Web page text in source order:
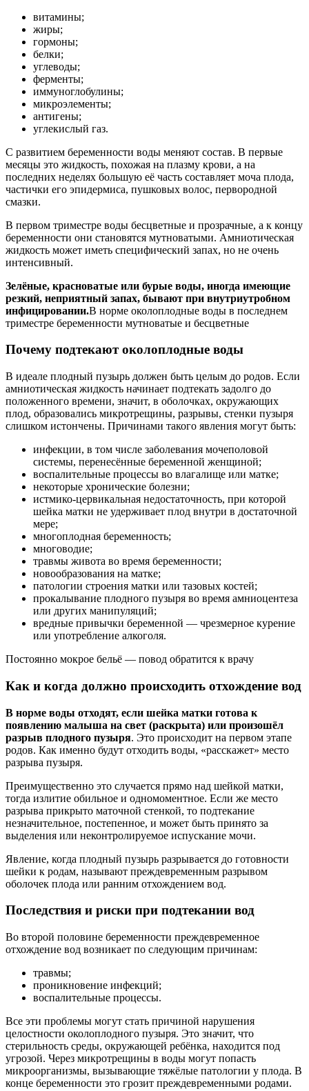
витамины;
жиры;
гормоны;
белки;
углеводы;
ферменты;
иммуноглобулины;
микроэлементы;
антигены;
углекислый газ.
С развитием беременности воды меняют состав. В первые
месяцы это жидкость, похожая на плазму крови, а на
последних неделях большую её часть составляет моча плода,
частички его эпидермиса, пушковых волос, первородной
смазки.
В первом триместре воды бесцветные и прозрачные, а к концу
беременности они становятся мутноватыми. Амниотическая
жидкость может иметь специфический запах, но не очень
интенсивный.
Зелёные, красноватые или бурые воды, иногда имеющие
резкий, неприятный запах, бывают при внутриутробном
инфицировании.В норме околоплодные воды в последнем
триместре беременности мутноватые и бесцветные
Почему подтекают околоплодные воды
В идеале плодный пузырь должен быть целым до родов. Если
амниотическая жидкость начинает подтекать задолго до
положенного времени, значит, в оболочках, окружающих
плод, образовались микротрещины, разрывы, стенки пузыря
слишком истончены. Причинами такого явления могут быть:
инфекции, в том числе заболевания мочеполовой
системы, перенесённые беременной женщиной;
воспалительные процессы во влагалище или матке;
некоторые хронические болезни;
истмико-цервикальная недостаточность, при которой
шейка матки не удерживает плод внутри в достаточной
мере;
многоплодная беременность;
многоводие;
травмы живота во время беременности;
новообразования на матке;
патологии строения матки или тазовых костей;
прокалывание плодного пузыря во время амниоцентеза
или других манипуляций;
вредные привычки беременной — чрезмерное курение
или употребление алкоголя.
Постоянно мокрое бельё — повод обратится к врачу
Как и когда должно происходить отхождение вод
В норме воды отходят, если шейка матки готова к
появлению малыша на свет (раскрыта) или произошёл
разрыв плодного пузыря. Это происходит на первом этапе
родов. Как именно будут отходить воды, «расскажет» место
разрыва пузыря.
Преимущественно это случается прямо над шейкой матки,
тогда излитие обильное и одномоментное. Если же место
разрыва прикрыто маточной стенкой, то подтекание
незначительное, постепенное, и может быть принято за
выделения или неконтролируемое испускание мочи.
Явление, когда плодный пузырь разрывается до готовности
шейки к родам, называют преждевременным разрывом
оболочек плода или ранним отхождением вод.
Последствия и риски при подтекании вод
Во второй половине беременности преждевременное
отхождение вод возникает по следующим причинам:
травмы;
проникновение инфекций;
воспалительные процессы.
Все эти проблемы могут стать причиной нарушения
целостности околоплодного пузыря. Это значит, что
стерильность среды, окружающей ребёнка, находится под
угрозой. Через микротрещины в воды могут попасть
микроорганизмы, вызывающие тяжёлые патологии у плода. В
конце беременности это грозит преждевременными родами.